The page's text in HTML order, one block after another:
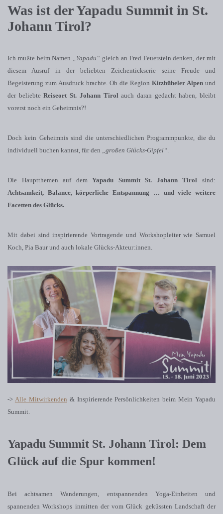
Was ist der Yapadu Summit in St.
Johann Tirol?
Ich mußte beim Namen „Yapadu“ gleich an Fred Feuerstein denken, der mit
diesem Ausruf in der beliebten Zeichentickserie seine Freude und
Begeisterung zum Ausdruck brachte. Ob die Region Kitzbüheler Alpen und
der beliebteReiseort St. Johann Tirolauch daran gedacht haben, bleibt
vorerst noch ein Geheimnis?!
Doch kein Geheimnis sind die unterschiedlichen Programmpunkte, die du
individuell buchen kannst, für den
„großen Glücks-Gipfel“
Die Hauptthemen auf demYapadu Summit St. Johann Tirol sind:
Achtsamkeit, Balance, körperliche Entspannung
… und viele weitere
Facetten des Glücks.
Mit dabei sind inspirierende Vortragende und Workshopleiter wie Samuel
Koch, Pia Baur und auch lokale Glücks-Akteur:innen.
-> Alle Mitwirkenden & Inspirierende Persönlichkeiten beim Mein Yapadu
Summit.
Yapadu Summit St. Johann Tirol: Dem
Glück auf die Spur kommen!
Bei achtsamen Wanderungen, entspannenden Yoga-Einheiten und
spannenden Workshops inmitten der vom Glück geküssten Landschaft der